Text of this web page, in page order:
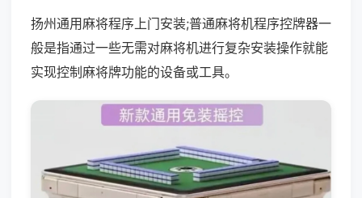
扬州通用麻将程序上门安装;普通麻将机程序控牌器一
般是指通过一些无需对麻将机进行复杂安装操作就能
实现控制麻将牌功能的设备或工具。